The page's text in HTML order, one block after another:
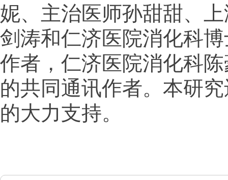
妮、主治医师孙甜甜、
剑涛和仁济医院消化科
作者，仁济医院消化科
的共同通讯作者。本研
的大力支持。